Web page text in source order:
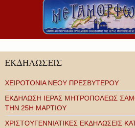
ΕΚΔΗΛΩΣΕΙΣ
ΧΕΙΡΟΤΟΝΙΑ ΝΕΟΥ ΠΡΕΣΒΥΤΕΡΟΥ
ΕΚΔΗΛΩΣΗ ΙΕΡΑΣ ΜΗΤΡΟΠΟΛΕΩΣ
ΤΗΝ 25Η ΜΑΡΤΙΟΥ
ΧΡΙΣΤΟΥΓΕΝΝΙΑΤΙΚΕΣ ΕΚΔΗΛΩΣΕΙΣ